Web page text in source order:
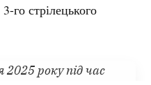
го стрілецького
року під час